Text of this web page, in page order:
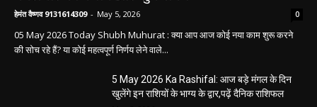
हेमंत वैष्णव 9131614309 - May 5, 2026 0
05 May 2026 Today Shubh Muhurat : क्या आप आज कोई नया काम शुरू करने
की सोच रहे हैं? या कोई महत्वपूर्ण निर्णय लेने वाले...
5 May 2026 Ka Rashifal: आज बड़े मंगल के दिन
खुलेंगे इन राशियों के भाग्य के द्वार,पढ़ें दैनिक राशिफल